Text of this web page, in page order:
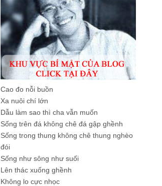
Cao đo nỗi buồn
Xa nuôi chí lớn
Dẫu làm sao thì cha vẫn muốn
Sống trên đá không chê đá gập ghềnh
Sống trong thung không chê thung nghèo
đói
Sống như sông như suối
Lên thác xuống ghềnh
Không lo cực nhọc